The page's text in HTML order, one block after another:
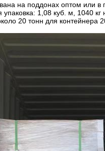
на поддонах оптом или в
1,08 куб. м, 1040 кг
20 тонн для контейнера